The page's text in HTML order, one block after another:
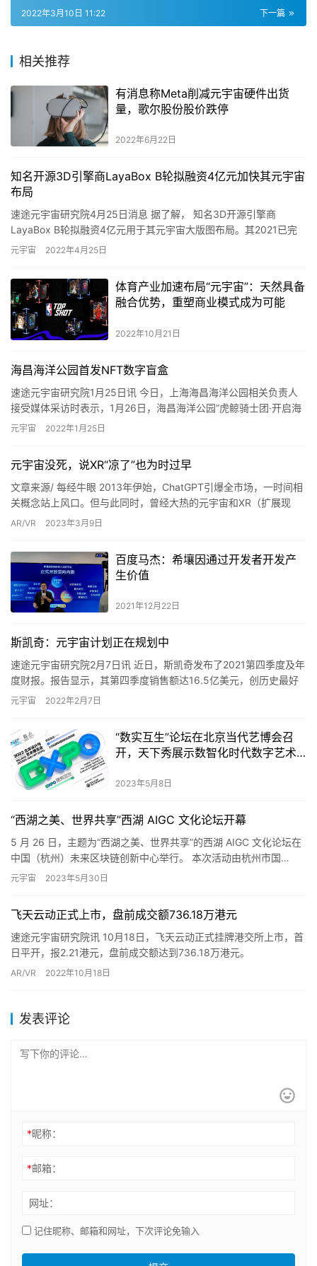
下一篇
2022年3月10日 11:22
相关推荐
有消息称Meta削减元宇宙硬件出货
量，歌尔股份股价跌停
2022年6月22日
知名开源3D引擎商LayaBox B轮拟融资4亿元加快其元宇宙
布局
速途元宇宙研究院4月25日消息 据了解， 知名3D开源引擎商
LayaBox B轮拟融资4亿元用于其元宇宙大版图布局。其2021已完
成B1轮1.1亿元人民币，B2轮融资正在进行中。该…
元宇宙 2022年4月25日
体育产业加速布局“元宇宙”：天然具备
融合优势，重塑商业模式成为可能
2022年10月21日
海昌海洋公园首发NFT数字盲盒
速途元宇宙研究院1月25日讯 今日，上海海昌海洋公园相关负责人
接受媒体采访时表示，1月26日，海昌海洋公园“虎鲸骑士团·开启海
洋NFT数字盲盒”活动即将盛大开启。这也是海昌链接元宇…
元宇宙 2022年1月25日
元宇宙没死，说XR“凉了”也为时过早
文章来源/ 每经牛眼 2013年伊始，ChatGPT引爆全市场，一时间相
关概念站上风口。但与此同时，曾经大热的元宇宙和XR（扩展现
实）行业似乎正在逐渐淡出公众视野。“腾讯XR团队全…
AR/VR 2023年3月9日
百度马杰：希壤因通过开发者开发产
生价值
2021年12月22日
斯凯奇：元宇宙计划正在规划中
速途元宇宙研究院2月7日讯 近日，斯凯奇发布了2021第四季度及年
度财报。报告显示，其第四季度销售额达16.5亿美元，创历史最好
的第四季度销售记录。2021年整年实现销售额62.9…
元宇宙 2022年2月7日
“数实互生”论坛在北京当代艺博会召
开，天下秀展示数智化时代数字艺术
2023年5月8日
“西湖之美、世界共享”西湖 AIGC 文化论坛开幕
5 月 26 日，主题为“西湖之美、世界共享”的西湖 AIGC 文化论坛在
中国（杭州）未来区块链创新中心举行。 本次活动由杭州市国…
元宇宙 2023年5月30日
飞天云动正式上市，盘前成交额736.18万港元
速途元宇宙研究院讯 10月18日，飞天云动正式挂牌港交所上市，首
日平开，报2.21港元，盘前成交额达到736.18万港元。
AR/VR 2022年10月18日
发表评论
*昵称：
*邮箱：
网址：
记住昵称、邮箱和网址，下次评论免输入